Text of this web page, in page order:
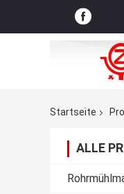
Startseite
ALLE